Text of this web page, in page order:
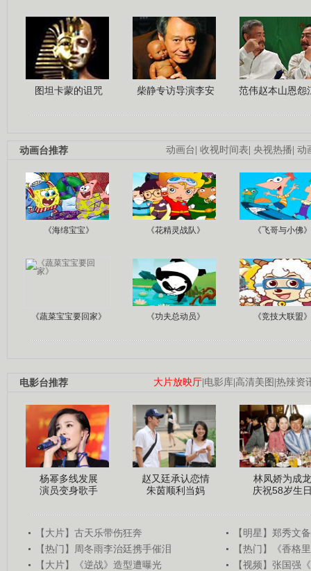
图坦卡蒙的诅咒 柴静专访导演李安 范伟赵本山恩怨
动画台| 收视时间表| 央视热播| 动
动画台推荐
《海绵宝宝》 《花精灵战队》 《飞哥与小佛》
《蔬菜宝宝要回家》 《功夫总动员》 《竞技大联盟》
大片放映厅|电影库|高清美图 |热辣资
电影台推荐
杨幂多线发展
演员变身歌手
赵又廷承认恋情
朱茵顺利当妈
林凤娇为成龙
庆祝58岁生
【大片】古天乐带伤狂奔
【明星】郑秀文
【热门】周冬雨李治廷携手催泪
【热门】《香格
【大片】《逆战》造型遭曝光
【视频】张国强